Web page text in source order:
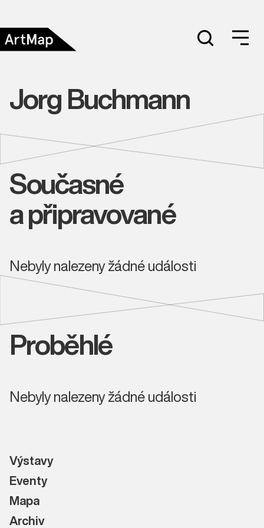
Jorg Buchmann
Současné
a připravované
Nebyly nalezeny žádné události
Proběhlé
Nebyly nalezeny žádné události
Výstavy
Eventy
Mapa
Archiv